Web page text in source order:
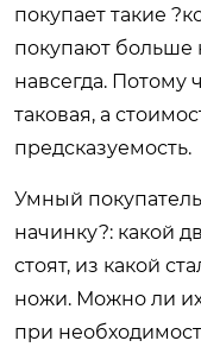
покупает такие
покупают больше
навсегда. Потому
таковая, а
предсказуемость.
Умный
начинку?: какой
стоят, из какой
ножи. Можно ли
при